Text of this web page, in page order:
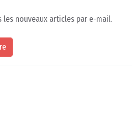
les nouveaux articles par e-mail.